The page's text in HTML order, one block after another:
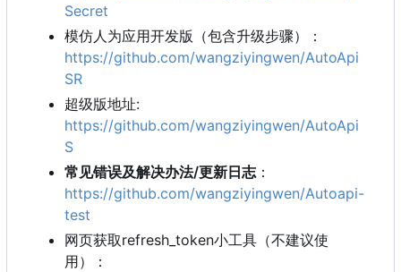
Secret
模仿人为应用开发版（包含升级步骤）：
https://github.com/wangziyingwen/AutoApi
SR
超级版地址:
https://github.com/wangziyingwen/AutoApi
S
常见错误及解决办法/更新日志 ：
https://github.com/wangziyingwen/Autoapi-
test
网页获取refresh_token小工具（不建议使
用）：